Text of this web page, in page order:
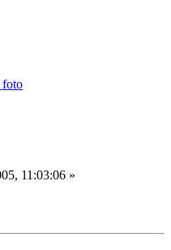
11:03:06 »